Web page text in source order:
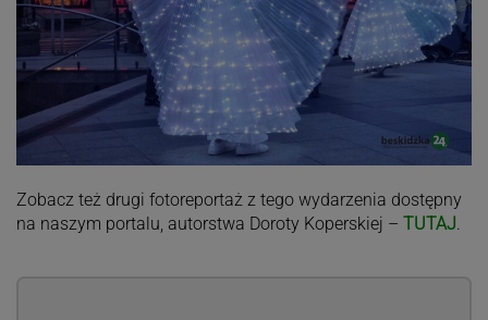
Zobacz też drugi fotoreportaż z tego wydarzenia dostępny
na naszym portalu, autorstwa Doroty Koperskiej – TUTAJ